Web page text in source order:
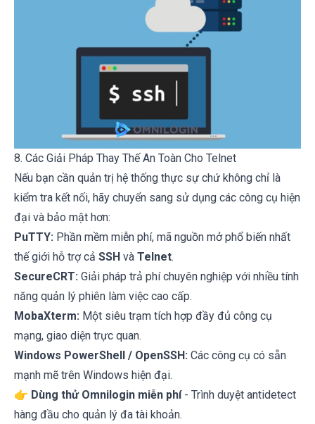
8. Các Giải Pháp Thay Thế An Toàn Cho Telnet
Nếu bạn cần quản trị hệ thống thực sự chứ không chỉ là
kiểm tra kết nối, hãy chuyển sang sử dụng các công cụ hiện
đại và bảo mật hơn:
PuTTY: Phần mềm miễn phí, mã nguồn mở phổ biến nhất
thế giới hỗ trợ cả SSH và Telnet.
SecureCRT: Giải pháp trả phí chuyên nghiệp với nhiều tính
năng quản lý phiên làm việc cao cấp.
MobaXterm: Một siêu trạm tích hợp đầy đủ công cụ
mạng, giao diện trực quan.
Windows PowerShell / OpenSSH: Các công cụ có sẵn
mạnh mẽ trên Windows hiện đại.
👉 Dùng thử Omnilogin miễn phí- Trình duyệt antidetect
hàng đầu cho quản lý đa tài khoản.